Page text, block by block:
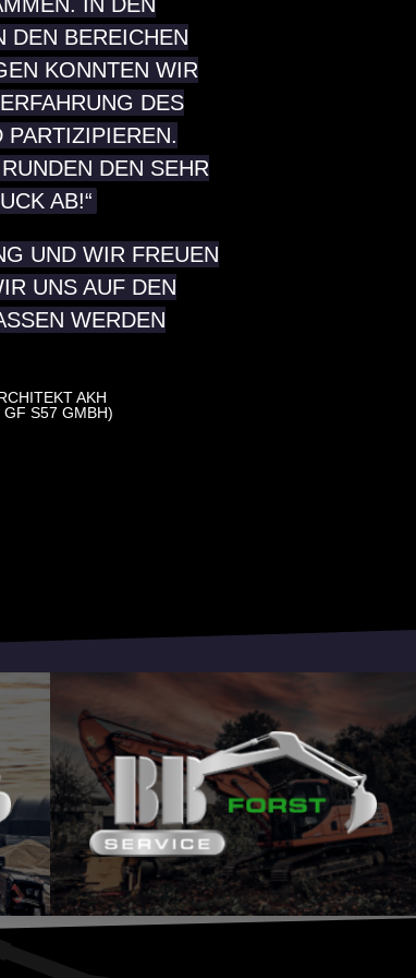
DEN BEREICHEN
KONNTEN WIR S
DES B
T
DEN SEHR P
AB!“
UND WIR FREUEN
UNS AUF DEN
WERDEN
AKH
S57 GMBH)